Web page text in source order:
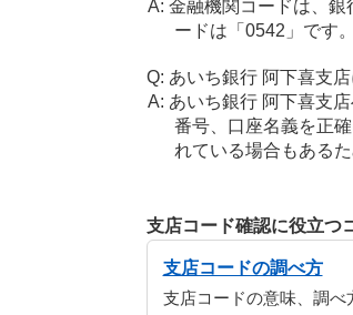
金融機関コードは、銀
ードは「0542」です。
あいち銀行 阿下喜支
あいち銀行 阿下喜支
番号、口座名義を正
れている場合もある
支店コード確認に役立つ
支店コードの調べ方
支店コードの意味、調べ